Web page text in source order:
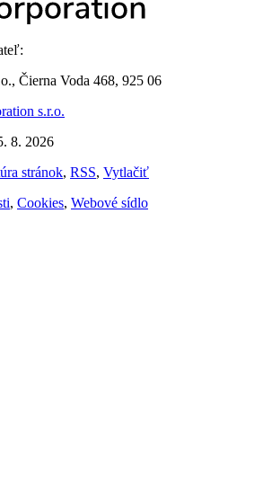
Čierna Voda 468, 925 06
s.r.o.
8. 2026
stránok, RSS, Vytlačiť
, Cookies, Webové sídlo